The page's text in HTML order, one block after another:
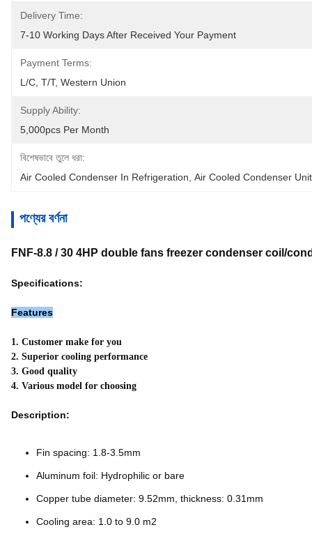
Delivery Time:
7-10 Working Days After Received Your Payment
Payment Terms:
L/C, T/T, Western Union
Supply Ability:
5,000pcs Per Month
বিশেষভাবে তুলে ধরা:
Air Cooled Condenser In Refrigeration Air Cooled Condenser Unit
পণ্যের বর্ণনা
FNF-8.8 / 30 4HP double fans freezer condenser coil/
Specifications:
Features
1. Customer make for you
2. Superior cooling performance
3. Good quality
4. Various model for choosing
Description:
Fin spacing: 1.8-3.5mm
Aluminum foil: Hydrophilic or bare
Copper tube diameter: 9.52mm, thickness: 0.31mm
Cooling area: 1.0 to 9.0 m2